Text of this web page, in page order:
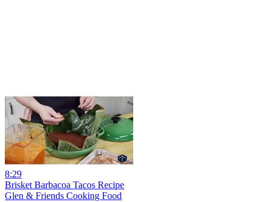
8:29
Brisket Barbacoa Tacos Recipe
Glen & Friends Cooking Food